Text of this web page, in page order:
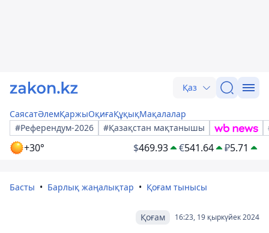
Қаз
СаясатӘлемҚаржыОқиғаҚұқықМақалалар
#Референдум-2026
#Қазақстан мақтанышы
+30° $469.93 €541.64 ₽5.71
Басты Барлық жаңалықтар Қоғам тынысы
16:23, 19 қыркүйек 2024
Қоғам